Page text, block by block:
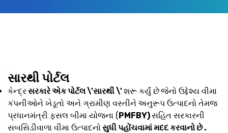
સારથી પોર્ટલ
કેન્દ્રસરકારે એક પોર્ટલ \'સારથી \'શરૂ કર્યું છેજેનો ઉદ્દેશ્ય વીમા
કંપનીઓને ખેડૂતો અને ગ્રામીણ વસ્તીનેઅનુરૂપ ઉત્પાદનો તેમજ
પ્રધાનમંત્રી ફસલ બીમા યોજના (PMFBY)સહિત સરકારની
સબસિડીવાળા વીમા ઉત્પાદનોસુધી પહોંચવામાં મદદ કરવાનો છે .